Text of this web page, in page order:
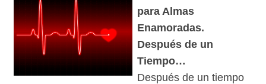
para Almas
Enamoradas.
Después de un
Tiempo…
Después de un tiempo